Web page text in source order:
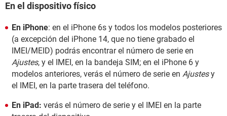
En el dispositivo físico
En iPhone: en el iPhone 6s y todos los modelos posteriores
(a excepción del iPhone 14, que no tiene grabado el
IMEI/MEID) podrás encontrar el número de serie en
Ajustes, y el IMEI, en la bandeja SIM; en el iPhone 6 y
modelos anteriores, verás el número de serie en Ajustesy
el IMEI, en la parte trasera del teléfono.
En iPad: verás el número de serie y el IMEI en la parte